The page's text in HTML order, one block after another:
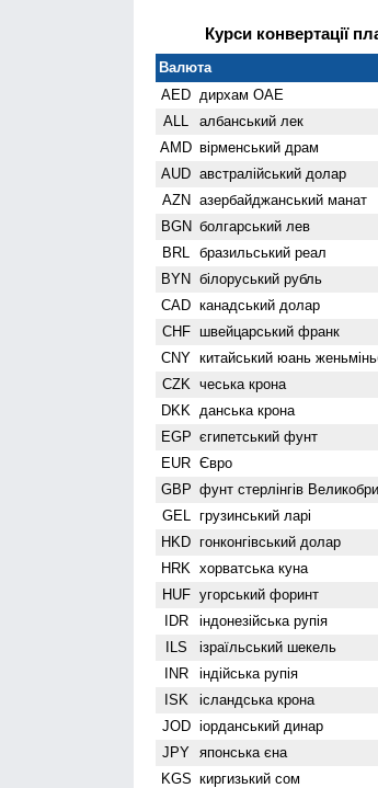
Курси конвертації
Валюта
AED дирхам ОАЕ
ALL албанський лек
AMD вiрменський драм
AUD австралійський долар
AZN азербайджанський манат
BGN болгарський лев
BRL бразильський реал
BYN білоруський рубль
CAD канадський долар
CHF швейцарський франк
CNY китайський юань
CZK чеська крона
DKK данська крона
EGP єгипетський фунт
EUR Євро
GBP фунт стерлінгів
GEL грузинський ларі
HKD гонконгівський долар
HRK хорватська куна
HUF угорський форинт
IDR індонезійська рупія
ILS ізраїльський шекель
INR індійська рупія
ISK ісландська крона
JOD іорданський динар
JPY японська єна
KGS киргизький сом